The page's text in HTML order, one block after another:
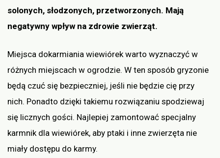
solonych, słodzonych, przetworzonych. Mają
negatywny wpływ na zdrowie zwierząt.
Miejsca dokarmiania wiewiórek warto wyznaczyć w
różnych miejscach w ogrodzie. W ten sposób gryzonie
będą czuć się bezpieczniej, jeśli nie będzie cię przy
nich. Ponadto dzięki takiemu rozwiązaniu spodziewaj
się licznych gości. Najlepiej zamontować specjalny
karmnik dla wiewiórek, aby ptaki i inne zwierzęta nie
miały dostępu do karmy.